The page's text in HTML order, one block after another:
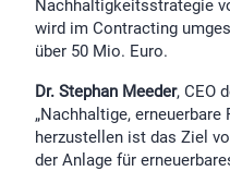
Nachhaltigkeitsstrategie
wird im Contracting
über 50 Mio. Euro.
Dr. Stephan Meeder, CEO
„Nachhaltige,
herzustellen ist das Ziel
der Anlage für